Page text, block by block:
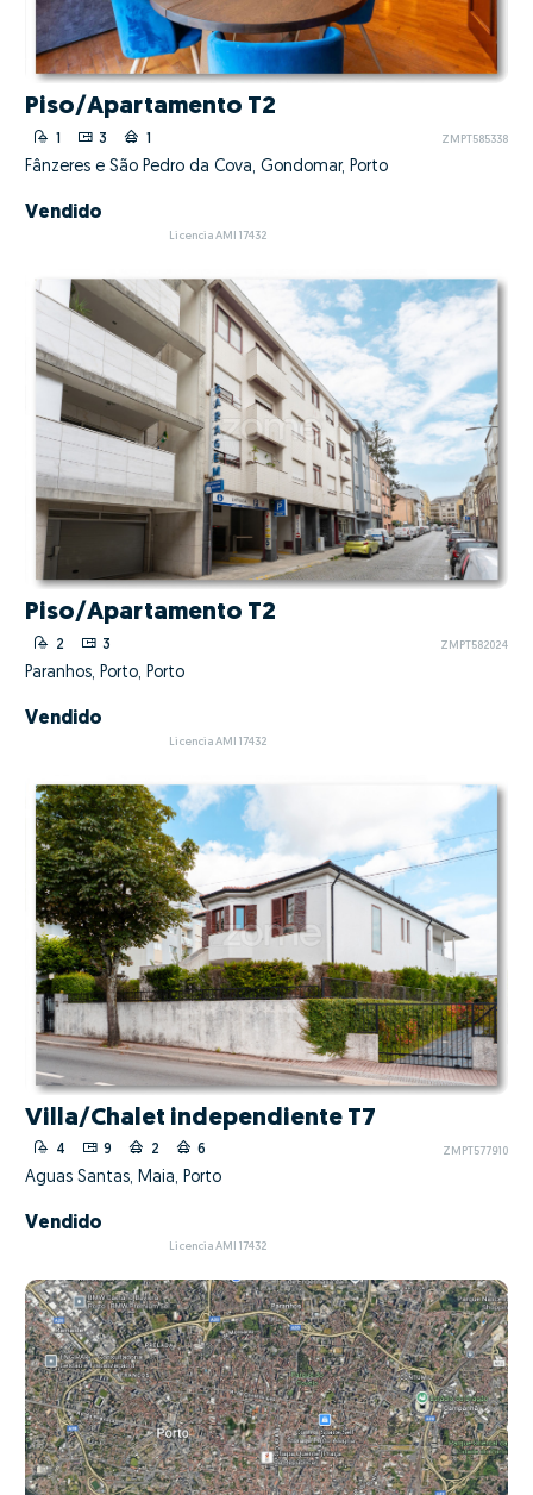
Piso/Apartamento T2
1 3 1 ZMPT585338
Fânzeres e São Pedro da Cova, Gondomar, Porto
Vendido
Licencia AMI 17432
Piso/Apartamento T2
2 3 ZMPT582024
Paranhos, Porto, Porto
Vendido
Licencia AMI 17432
Villa/Chalet independiente T7
4 9 2 6 ZMPT577910
Águas Santas, Maia, Porto
Vendido
Licencia AMI 17432